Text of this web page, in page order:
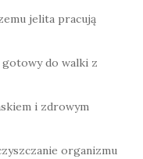
jelita pracują
gotowy do walki z
i zdrowym
organizmu